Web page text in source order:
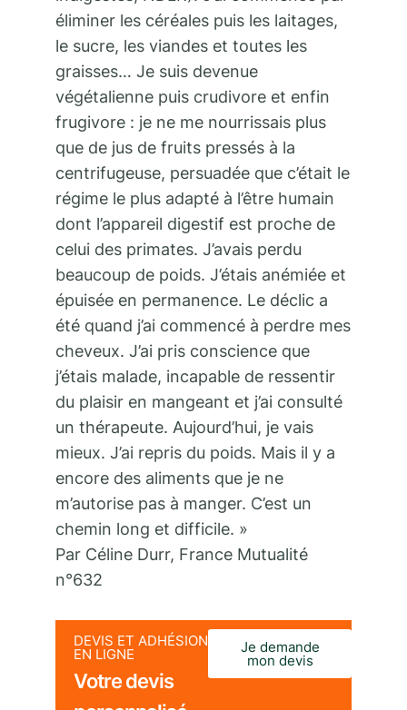
éliminer les céréales puis les laitages,
le sucre, les viandes et toutes les
graisses… Je suis devenue
végétalienne puis crudivore et enfin
frugivore : je ne me nourrissais plus
que de jus de fruits pressés à la
centrifugeuse, persuadée que c’était le
régime le plus adapté à l’être humain
dont l’appareil digestif est proche de
celui des primates. J’avais perdu
beaucoup de poids. J’étais anémiée et
épuisée en permanence. Le déclic a
été quand j’ai commencé à perdre mes
cheveux. J’ai pris conscience que
j’étais malade, incapable de ressentir
du plaisir en mangeant et j’ai consulté
un thérapeute. Aujourd’hui, je vais
mieux. J’ai repris du poids. Mais il y a
encore des aliments que je ne
m’autorise pas à manger. C’est un
chemin long et difficile. »
Par Céline Durr, France Mutualité
n°632
DEVIS ET ADHÉSION
EN LIGNE
Votre devis
Je demande
mon devis